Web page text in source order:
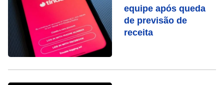
equipe após queda
de previsão de
receita